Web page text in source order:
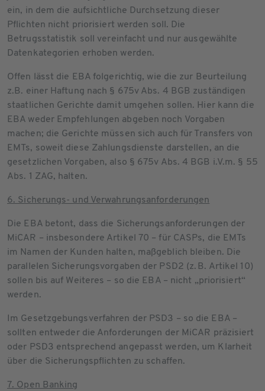
ein, in dem die aufsichtliche Durchsetzung dieser
Pflichten nicht priorisiert werden soll. Die
Betrugsstatistik soll vereinfacht und nur ausgewählte
Datenkategorien erhoben werden.
Offen lässt die EBA folgerichtig, wie die zur Beurteilung
z.B. einer Haftung nach § 675v Abs. 4 BGB zuständigen
staatlichen Gerichte damit umgehen sollen. Hier kann die
EBA weder Empfehlungen abgeben noch Vorgaben
machen; die Gerichte müssen sich auch für Transfers von
EMTs, soweit diese Zahlungsdienste darstellen, an die
gesetzlichen Vorgaben, also § 675v Abs. 4 BGB i.V.m. § 55
Abs. 1 ZAG, halten.
6. Sicherungs- und Verwahrungsanforderungen
Die EBA betont, dass die Sicherungsanforderungen der
MiCAR – insbesondere Artikel 70 – für CASPs, die EMTs
im Namen der Kunden halten, maßgeblich bleiben. Die
parallelen Sicherungsvorgaben der PSD2 (z. B. Artikel 10)
sollen bis auf Weiteres – so die EBA – nicht „priorisiert“
werden.
Im Gesetzgebungsverfahren der PSD3 – so die EBA –
sollten entweder die Anforderungen der MiCAR präzisiert
oder PSD3 entsprechend angepasst werden, um Klarheit
über die Sicherungspflichten zu schaffen.
7. Open Banking